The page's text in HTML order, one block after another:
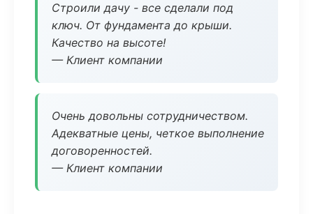
Строили дачу - все сделали под
ключ. От фундамента до крыши.
Качество на высоте!
— Клиент компании
Очень довольны сотрудничеством.
Адекватные цены, четкое выполнение
договоренностей.
— Клиент компании